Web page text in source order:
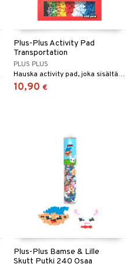
Plus-Plus Activity Pad
Transportation
PLUS PLUS
Hauska activity pad, joka sisältää 125 Plus-Plus-palaa.
10,90 €
Plus-Plus Bamse & Lille
Skutt Putki 240 Osaa